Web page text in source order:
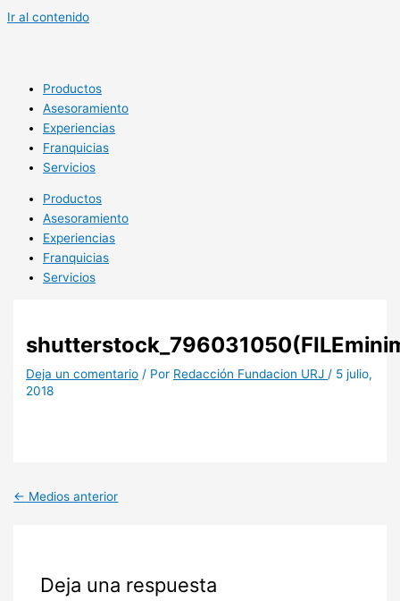
Ir al contenido
Productos
Asesoramiento
Experiencias
Franquicias
Servicios
Productos
Asesoramiento
Experiencias
Franquicias
Servicios
Deja un comentario / Por Redacción Fundacion URJ / 5 julio,
2018
← Medios anterior
Deja una respuesta